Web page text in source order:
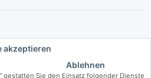
akzeptieren
Ablehnen
gestatten Sie den Einsatz folgender Dienste
zzgl.
. ** Hierbei handelt es